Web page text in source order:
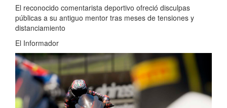
El reconocido comentarista deportivo ofreció disculpas
públicas a su antiguo mentor tras meses de tensiones y
distanciamiento
El Informador